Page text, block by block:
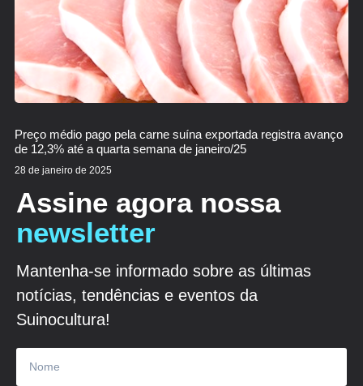
Preço médio pago pela carne suína exportada registra avanço
de 12,3% até a quarta semana de janeiro/25
28 de janeiro de 2025
Assine agora nossa
newsletter
Mantenha-se informado sobre as últimas
notícias, tendências e eventos da
Suinocultura!